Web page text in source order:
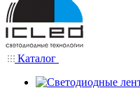
Каталог